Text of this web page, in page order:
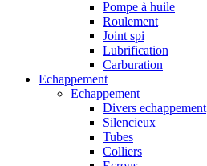
Pompe à huile
Roulement
Joint spi
Lubrification
Carburation
Echappement
Echappement
Divers echappement
Silencieux
Tubes
Colliers